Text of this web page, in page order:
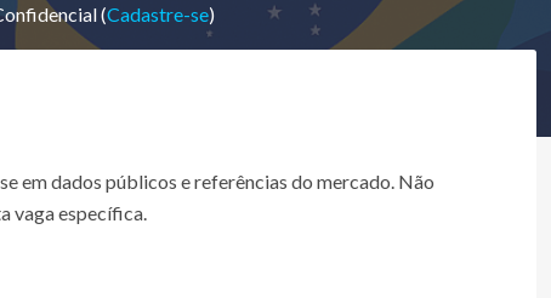
(Cadastre-se)
em dados públicos e referências do mercado. Não
vaga específica.